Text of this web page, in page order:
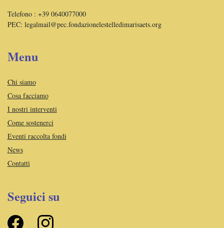
Telefono : +39 0640077000
PEC: legalmail@pec.fondazionelestelledimarisaets.org
Menu
Chi siamo
Cosa facciamo
I nostri interventi
Come sostenerci
Eventi raccolta fondi
News
Contatti
Seguici su